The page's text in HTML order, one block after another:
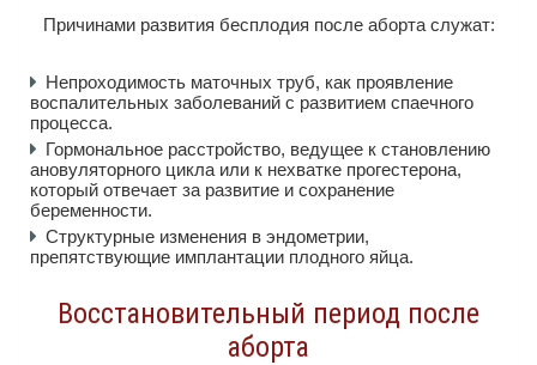
Причинами развития бесплодия после аборта служат:
Непроходимость маточных труб, как проявление
воспалительных заболеваний с развитием спаечного
процесса.
Гормональное расстройство, ведущее к становлению
ановуляторного цикла или к нехватке прогестерона,
который отвечает за развитие и сохранение
беременности.
Структурные изменения в эндометрии,
препятствующие имплантации плодного яйца.
Восстановительный период после
аборта